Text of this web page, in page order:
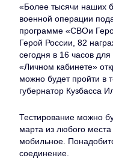
«Более тысячи наших
военной операции
программе «СВОи
Герой России, 82
сегодня в 16 часов
«Личном кабинете»
можно будет пройти в
губернатор Кузбасса
Тестирование можно
марта из любого
мобильное.
соединение.